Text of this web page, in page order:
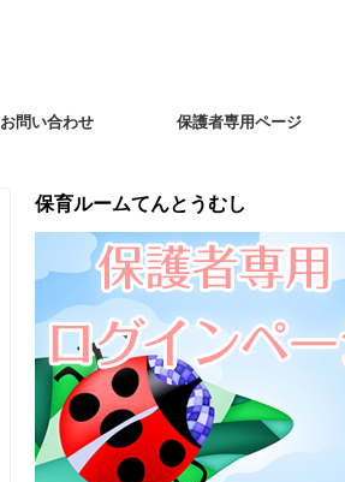
お問い合わせ 保護者専用ページ
保育ルームてんとうむし